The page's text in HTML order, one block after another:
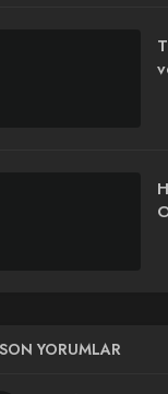
SON YORUMLAR